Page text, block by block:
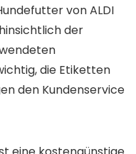
von ALDI
der
die Etiketten
den Kundenservice